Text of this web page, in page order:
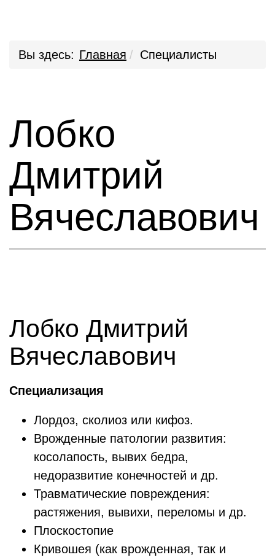
Вы здесь: Главная Специалисты
Лобко
Дмитрий
Вячеславович
Лобко Дмитрий
Вячеславович
Специализация
Лордоз, сколиоз или кифоз.
Врожденные патологии развития:
косолапость, вывих бедра,
недоразвитие конечностей и др.
Травматические повреждения:
растяжения, вывихи, переломы и др.
Плоскостопие
Кривошея (как врожденная, так и